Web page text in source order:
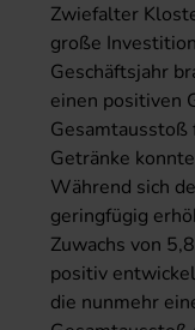
Zwiefalter
große
Geschäftsjahr
einen positiven
Getränke
Während sich
geringfügig
Zuwachs von
positiv
die nunmehr